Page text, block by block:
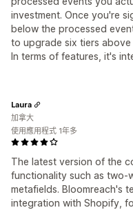
investment. Once you're
below the processed
to upgrade six tiers
In terms of features, it's
The latest version of the
functionality such as two-
metafields. Bloomreach's
integration with Shopify,
Laura
加拿大
使用應用程式 1年多